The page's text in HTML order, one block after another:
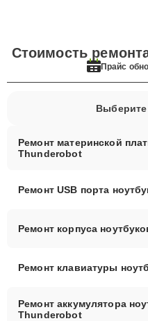
Стоимость
Прайс
Выберите
Ремонт материнской
Thunderobot
Ремонт USB порта
Ремонт корпуса
Ремонт клавиатуры
Ремонт аккумулятора
Thunderobot